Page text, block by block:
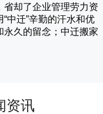
省却了企业管理劳力资
中迁”辛勤的汗水和优
久的留念； 中迁搬家
资讯